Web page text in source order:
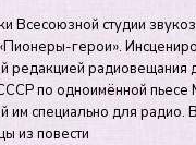
Всесоюзной студии
герои».
редакцией радиовещания
по одноимённой пьесе
им специально для радио.
из повести